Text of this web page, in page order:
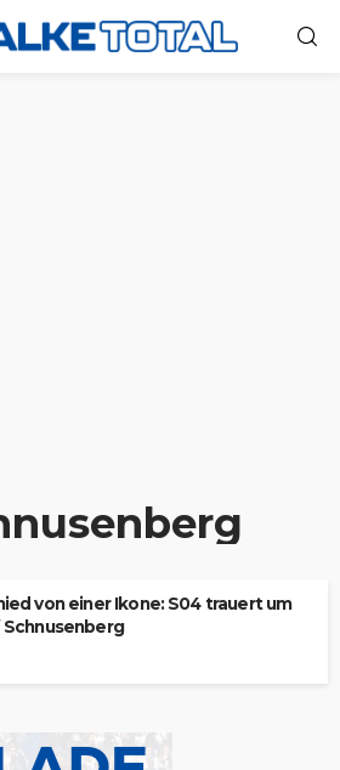
von einer Ikone: S04 trauert um